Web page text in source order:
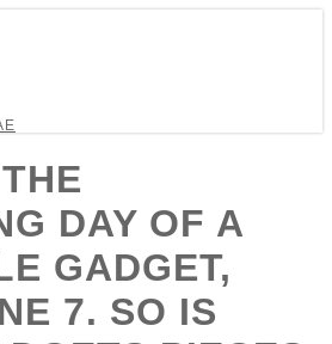
DAY OF A
GADGET,
7. SO IS